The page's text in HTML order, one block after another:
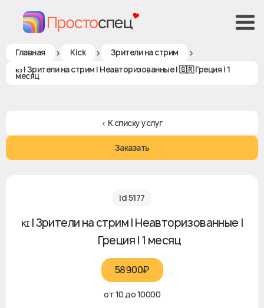
Главная > Kick > Зрители на стрим >
ᴋɪ | Зрители на стрим | Неавторизованные | 🇬🇷 Греция | 1
месяц
< К списку услуг
Заказать
id 5177
ᴋɪ | Зрители на стрим | Неавторизованные |
🇬🇷 Греция | 1 месяц
58900₽‎
от 10 до 10000